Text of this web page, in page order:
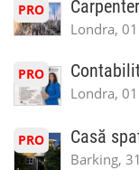
PRO
Londra,
PRO
Londra,
PRO Casă
Barking,